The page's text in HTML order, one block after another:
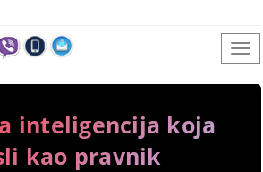
inteligencija koja
kao pravnik